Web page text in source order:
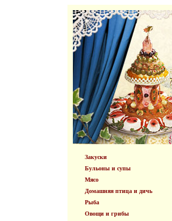
Закуски
Бульоны и супы
Мясо
Домашняя птица и дичь
Рыба
Овощи и грибы